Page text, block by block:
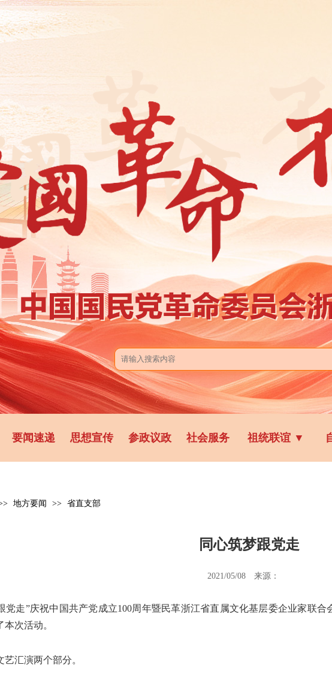
要闻速递 思想宣传 参政议政 社会服务 祖统联谊 ▼
地方要闻 >> 省直支部
同心筑梦跟党走
2021/05/08 来源：
走”庆祝中国共产党成立100周年暨民革浙江省直属文化基层委企业家联合
次活动。
汇演两个部分。